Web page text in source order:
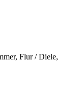
Flur / Diele,